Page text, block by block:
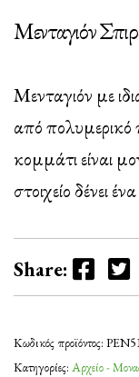
Μενταγιόν
Μενταγιόν με
από
κομμάτι είναι
στοιχείο δένει
Share:
Κωδικός προϊόντος:
Κατηγορίες: Αρχείο -